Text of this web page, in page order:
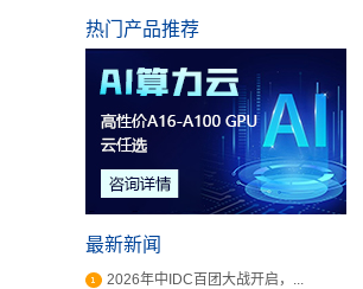
热门产品推荐
最新新闻
2026年中IDC百团大战开启，...